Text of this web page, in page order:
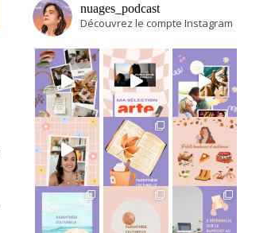
nuages_podcast
Découvrez le compte Instagram
Avant tout départ en vacances, j’adore m Et si on se partageait en
It’s been a long time coming mais je